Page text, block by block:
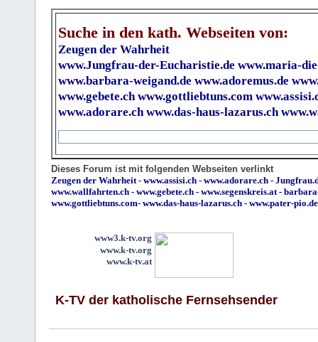
Suche in den kath. Webseiten von:
Zeugen der Wahrheit
www.Jungfrau-der-Eucharistie.de www.maria-
www.barbara-weigand.de www.adoremus.de
www.gebete.ch www.gottliebtuns.com
www.adorare.ch www.das-haus-lazarus.ch
Dieses Forum ist mit folgenden Webseiten verlinkt
Zeugen der Wahrheit- www.assisi.ch - www.adorare.ch -
www.wallfahrten.ch - www.gebete.ch - www.segenskreis.at-
www.gottliebtuns.com- www.das-haus-lazarus.ch - www.pater-pio.de
www3.k-tv.org
www.k-tv.org
www.k-tv.at
K-TV der katholische Fernsehsender